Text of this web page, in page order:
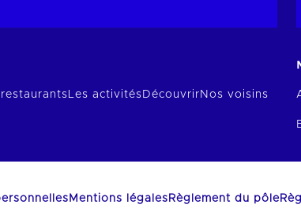
Les activités Découvrir Nos voisins
Mentions légales Règlement du pôle